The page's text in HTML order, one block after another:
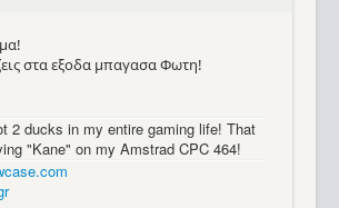
στα εξοδα μπαγασα Φωτη!
2 ducks in my entire gaming life! That
"Kane" on my Amstrad CPC 464!